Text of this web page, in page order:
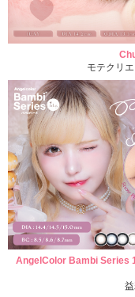
モテクリ
AngelColor Bambi Series